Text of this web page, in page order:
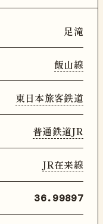
足滝
飯山線
東日本旅客鉄道
普通鉄道JR
JR在来線
36.99897